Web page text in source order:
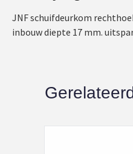
JNF schuifdeurkom
inbouw diepte 17 mm.